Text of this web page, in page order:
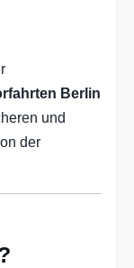
Berlin
und
der